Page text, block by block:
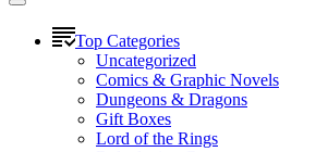
Top Categories
Uncategorized
Comics & Graphic Novels
Dungeons & Dragons
Gift Boxes
Lord of the Rings